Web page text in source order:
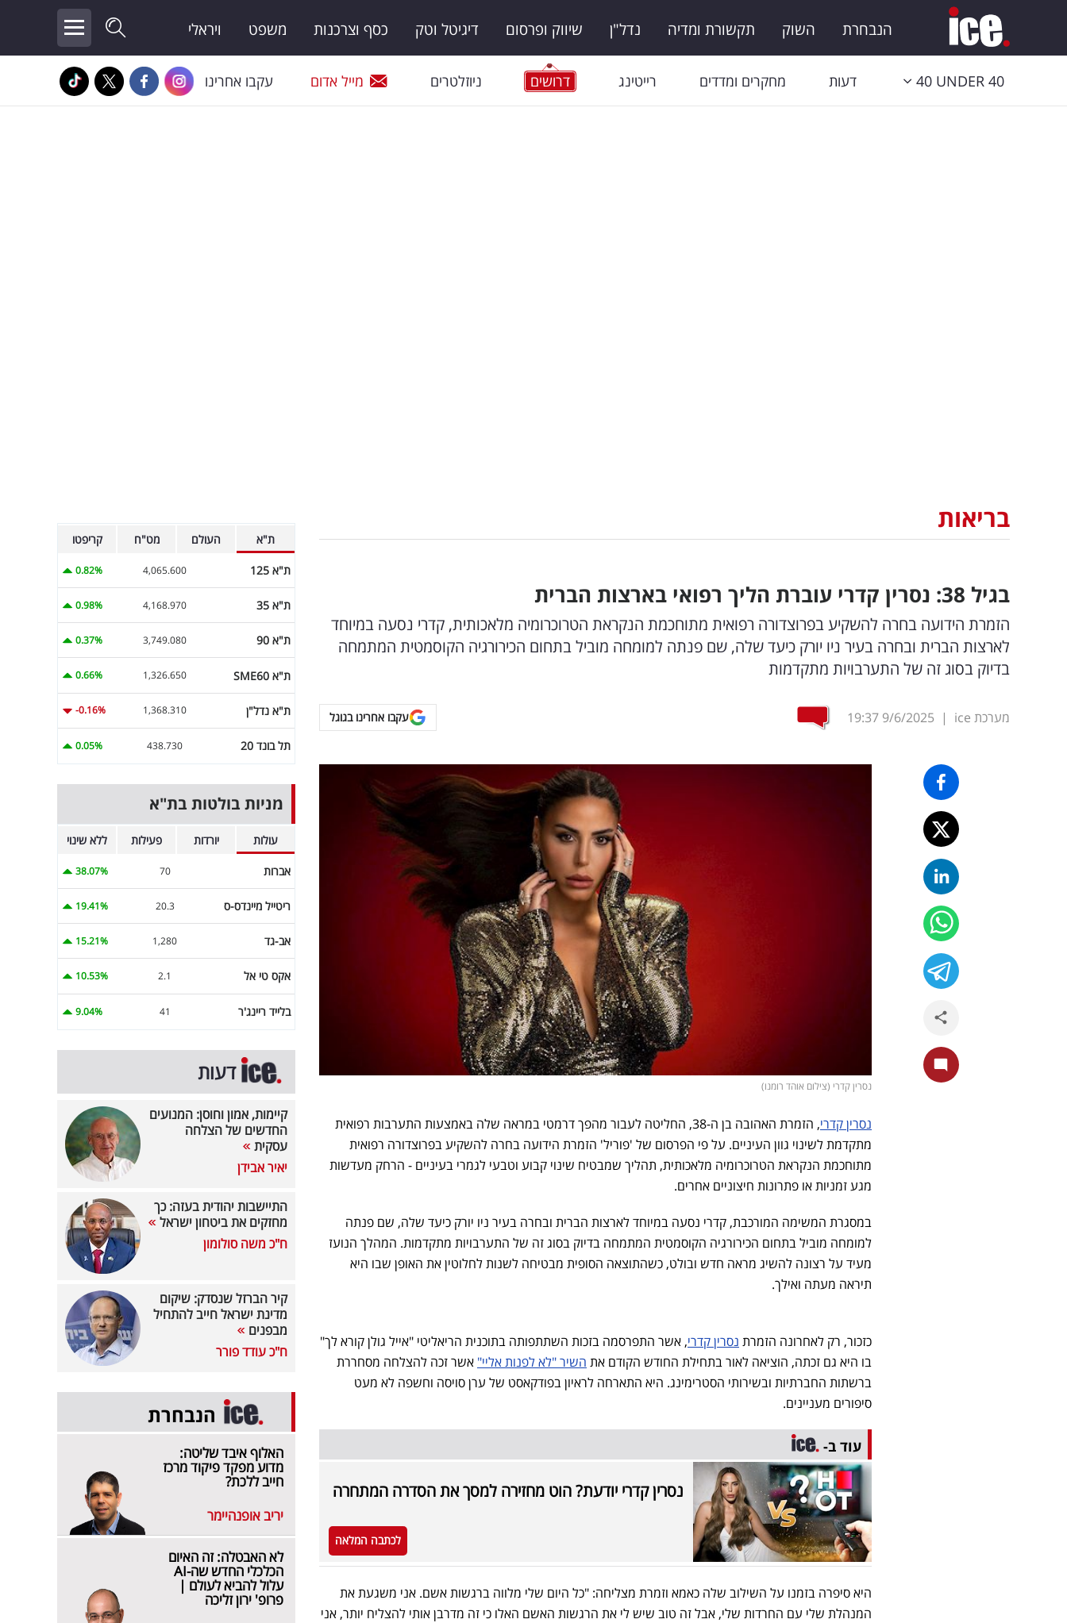
הנבחרת השוק תקשורת ומדיה נדל"ן שיווק ופרסום דיגיטל וטק כסף וצרכנות משפט ויראלי
40 UNDER 40 דעות מחקרים ומדדים רייטינג דרושים ניוזלטרים מייל אדום עקבו אחרינו
בריאות
בגיל 38: נסרין קדרי עוברת הליך רפואי בארצות הברית
הזמרת הידועה בחרה להשקיע בפרוצדורה רפואית מתוחכמת הנקראת הטרוכרומיה מלאכותית, קדרי נסעה במיוחד
לארצות הברית ובחרה בעיר ניו יורק כיעד שלה, שם פנתה למומחה מוביל בתחום הכירורגיה הקוסמטית המתמחה
בדיוק בסוג זה של התערבויות מתקדמות
מערכת ice |
9/6/2025
19:37 עקבו אחרינו בגוגל
נסרין קדרי (צילום אוהד רומנו)
נסרין קדרי
, הזמרת האהובה בן ה-38, החליטה לעבור מהפך דרמטי במראה שלה באמצעות התערבות רפואית
מתקדמת לשינוי גוון העיניים. על פי הפרסום של 'פוריל' הזמרת הידועה בחרה להשקיע בפרוצדורה רפואית
מתוחכמת הנקראת הטרוכרומיה מלאכותית, תהליך שמבטיח שינוי קבוע וטבעי לגמרי בעיניים - הרחק מעדשות
מגע זמניות או פתרונות חיצוניים אחרים.
במסגרת המשימה המורכבת, קדרי נסעה במיוחד לארצות הברית ובחרה בעיר ניו יורק כיעד שלה, שם פנתה
למומחה מוביל בתחום הכירורגיה הקוסמטית המתמחה בדיוק בסוג זה של התערבויות מתקדמות. המהלך הנועז
מעיד על רצונה להשיג מראה חדש ובולט, כשהתוצאה הסופית מבטיחה לשנות לחלוטין את האופן שבו היא
תיראה מעתה ואילך.
כזכור, רק לאחרונה הזמרת נסרין קדרי, אשר התפרסמה בזכות השתתפותה בתוכנית הריאליטי "אייל גולן קורא לך"
בו היא גם זכתה, הוציאה לאור בתחילת החודש הקודם את השיר "לא לפנות אליי" אשר זכה להצלחה מסחררת
ברשתות החברתיות ובשירותי הסטרימינג. היא התארחה לראיון בפודקאסט של ערן סויסה וחשפה לא מעט
סיפורים מעניינים.
עוד ב-
נסרין קדרי יודעת? הוט מחזירה למסך את הסדרה המתחרה
לכתבה המלאה
היא סיפרה בזמנו על השילוב שלה כאמא וזמרת מצליחה: "כל היום שלי מלווה ברגשות אשם. אני משגעת את
המנהלת שלי עם החרדות שלי, אבל זה טוב שיש לי את הרגשות האשם האלו כי זה מדרבן אותי להצליח יותר, אני
ת"א העולם מט"ח קריפטו
ת"א 125 4,065.600
0.82%
ת"א 35 4,168.970
0.98%
ת"א 90 3,749.080
0.37%
ת"א SME60 1,326.650
0.66%
ת"א נדל"ן 1,368.310
-0.16%
תל בונד 20 438.730
0.05%
מניות בולטות בת"א
עולות יורדות פעילות ללא שינוי
אברות 70
38.07%
ריטייל מיינדס-ס 20.3
19.41%
אב-גד 1,280
15.21%
אקס טי אל 2.1
10.53%
בלייד ריינג'ר 41
9.04%
דעות
קיימות, אמון וחוסן: המנועים
החדשים של הצלחה
עסקית
יאיר אבידן
התיישבות יהודית בעזה: כך
מחזקים את ביטחון ישראל
ח"כ משה סולומון
קיר הברזל שנסדק: שיקום
מדינת ישראל חייב להתחיל
מבפנים
ח"כ עודד פורר
הנבחרת
האלוף איבד שליטה:
מדוע מפקד פיקוד מרכז
חייב ללכת?
יריב אופנהיימר
לא האבטלה: זה האיום
הכלכלי החדש שה-AI
עלול להביא לעולם |
פרופ' ירון זליכה